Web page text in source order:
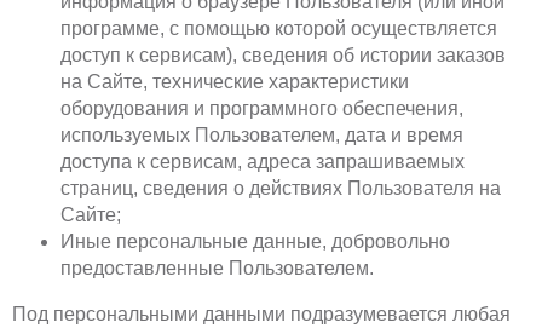
программе, с помощью которой осуществляется
доступ к сервисам), сведения об истории заказов
на Сайте, технические характеристики
оборудования и программного обеспечения,
используемых Пользователем, дата и время
доступа к сервисам, адреса запрашиваемых
страниц, сведения о действиях Пользователя на
Сайте;
Иные персональные данные, добровольно
предоставленные Пользователем.
Под персональными данными подразумевается любая